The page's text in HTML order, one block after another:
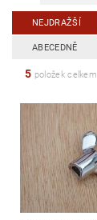
NEJDRAŽŠÍ
ABECEDNĚ
5 položek celkem